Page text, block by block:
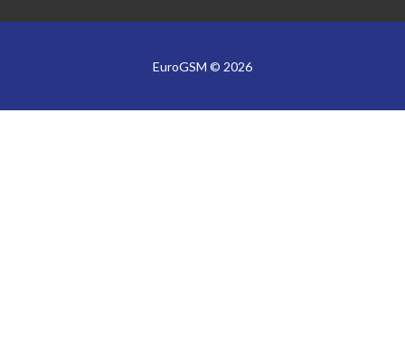
EuroGSM © 2026